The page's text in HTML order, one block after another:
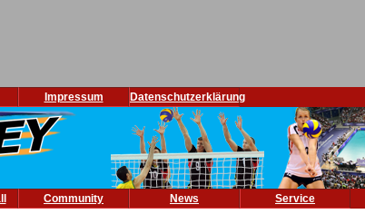
Impressum Datenschutzerklärung
Community News
Service